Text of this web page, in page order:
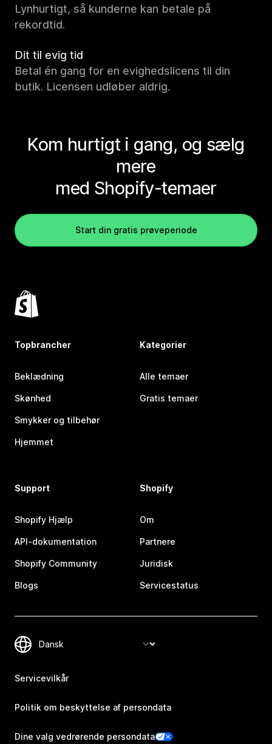
Lynhurtigt, så kunderne kan betale på
rekordtid.
Dit til evig tid
Betal én gang for en evighedslicens til din
butik. Licensen udløber aldrig.
Kom hurtigt i gang, og sælg
mere
med Shopify-temaer
Start din gratis prøveperiode
Topbrancher
Beklædning
Skønhed
Smykker og tilbehør
Hjemmet
Kategorier
Alle temaer
Gratis temaer
Support
Shopify Hjælp
API-dokumentation
Shopify Community
Blogs
Shopify
Om
Partnere
Juridisk
Servicestatus
Servicevilkår
Politik om beskyttelse af persondata
Dine valg vedrørende persondata